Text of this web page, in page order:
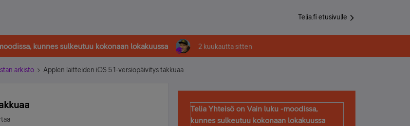
Telia.fi etusivulle
kunnes sulkeutuu kokonaan lokakuussa 2 kuukautta sitten
arkisto Applen laitteiden iOS 5.1-versiopäivitys takkuaa
Telia Yhteisö on Vain luku -moodissa,
kunnes sulkeutuu kokonaan lokakuussa